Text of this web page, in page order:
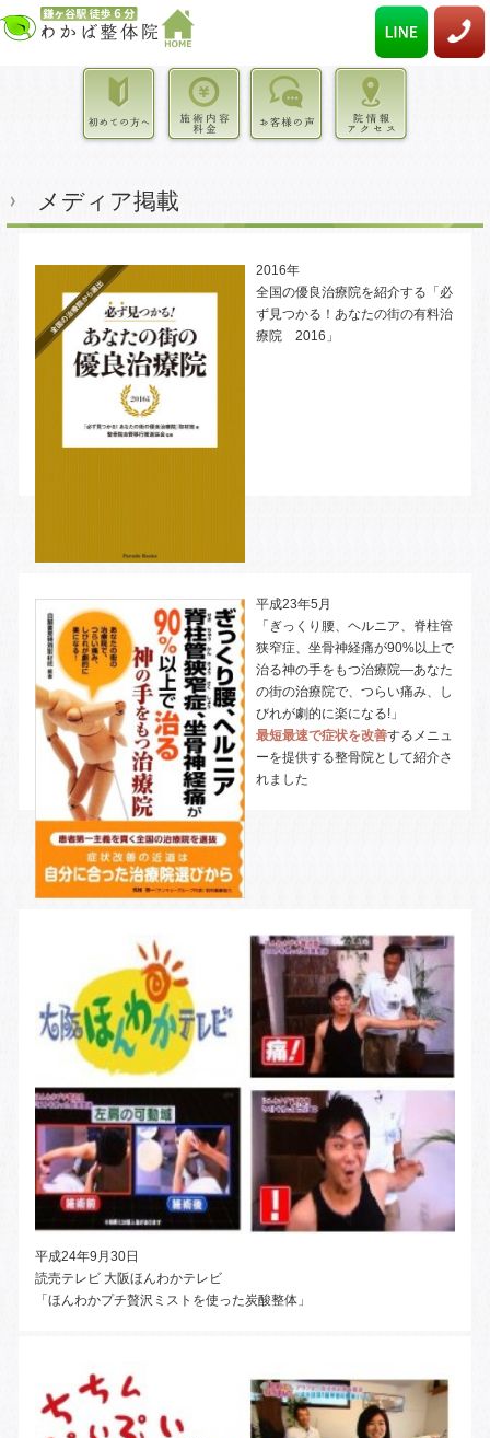
メディア掲載
2016年
全国の優良治療院を紹介する「必
ず見つかる！あなたの街の有料治
療院 2016」
平成23年5月
「ぎっくり腰、ヘルニア、脊柱管
狭窄症、坐骨神経痛が90%以上で
治る神の手をもつ治療院―あなた
の街の治療院で、つらい痛み、し
びれが劇的に楽になる!」
最短最速で症状を改善するメニュ
ーを提供する整骨院として紹介さ
れました
平成24年9月30日
読売テレビ 大阪ほんわかテレビ
「ほんわかプチ贅沢ミストを使った炭酸整体」